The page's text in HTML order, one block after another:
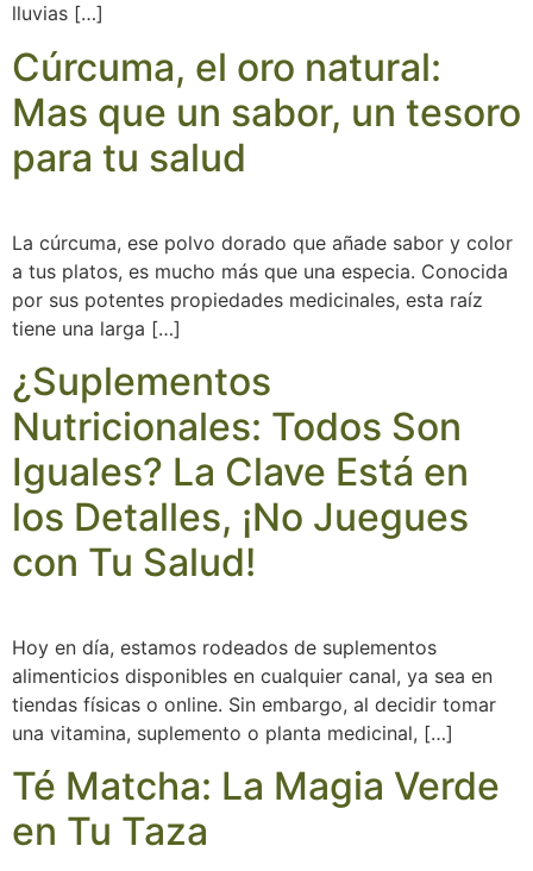
lluvias […]
Cúrcuma, el oro natural:
Mas que un sabor, un tesoro
para tu salud
La cúrcuma, ese polvo dorado que añade sabor y color
a tus platos, es mucho más que una especia. Conocida
por sus potentes propiedades medicinales, esta raíz
tiene una larga […]
¿Suplementos
Nutricionales: Todos Son
Iguales? La Clave Está en
los Detalles, ¡No Juegues
con Tu Salud!
Hoy en día, estamos rodeados de suplementos
alimenticios disponibles en cualquier canal, ya sea en
tiendas físicas o online. Sin embargo, al decidir tomar
una vitamina, suplemento o planta medicinal, […]
Té Matcha: La Magia Verde
en Tu Taza